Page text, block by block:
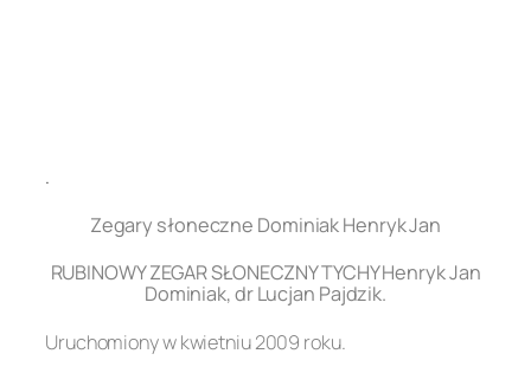
.
Zegary słoneczne Dominiak Henryk Jan
RUBINOWY ZEGAR SŁONECZNY TYCHY Henryk Jan
Dominiak, dr Lucjan Pajdzik.
Uruchomiony w kwietniu 2009 roku.